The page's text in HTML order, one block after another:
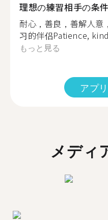
理想の練習相手の条件
耐心，善良，善解人意
习的伴侣Patience,
もっと見る
アプ
メディ